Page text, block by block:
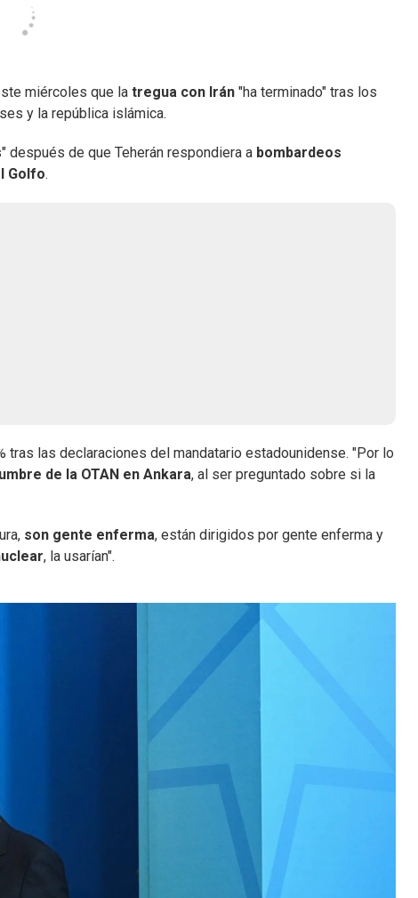
miércoles que la tregua con Irán "ha terminado" tras los
y la república islámica.
después de que Teherán respondiera a bombardeos
Golfo.
tras las declaraciones del mandatario estadounidense. "Por lo
de la OTAN en Ankara, al ser preguntado sobre si la
son gente enferma, están dirigidos por gente enferma y
, la usarían".